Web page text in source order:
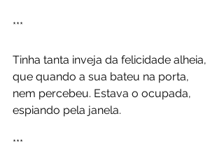
***
Tinha tanta inveja da felicidade alheia,
que quando a sua bateu na porta,
nem percebeu. Estava o ocupada,
espiando pela janela.
***